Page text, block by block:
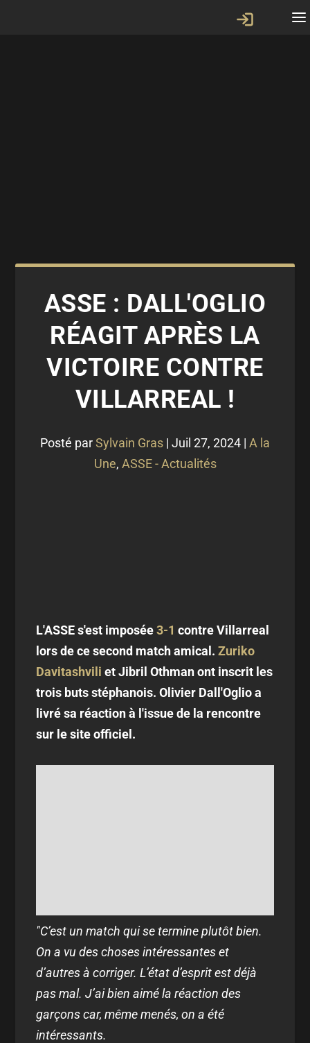
ASSE : DALL'OGLIO
RÉAGIT APRÈS LA
VICTOIRE CONTRE
VILLARREAL !
Posté parSylvain Gras | Juil 27, 2024 | A la
Une, ASSE - Actualités
L'ASSE s'est imposée3-1 contre Villarreal
lors de ce second match amical.Zuriko
Davitashvili et Jibril Othman ont inscrit les
trois buts stéphanois. Olivier Dall'Oglio a
livré sa réaction à l'issue de la rencontre
sur le site officiel.
"C’est un match qui se termine plutôt bien.
On a vu des choses intéressantes et
d’autres à corriger. L’état d’esprit est déjà
pas mal. J’ai bien aimé la réaction des
garçons car, même menés, on a été
intéressants.